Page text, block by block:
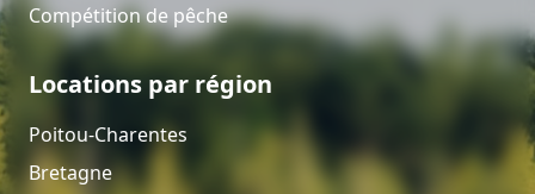
Compétition de pêche
Locations par région
Poitou-Charentes
Bretagne